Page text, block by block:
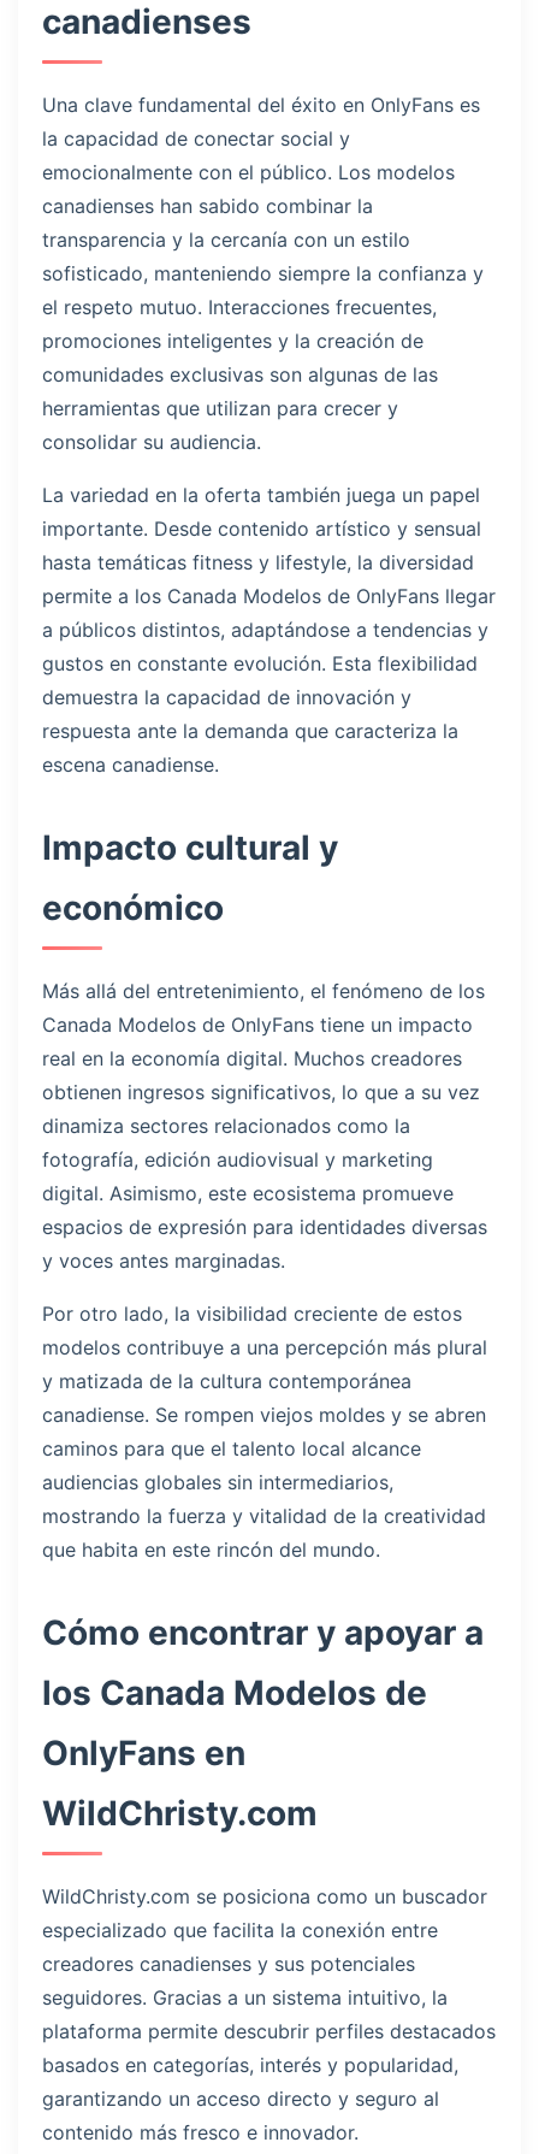
canadienses
Una clave fundamental del éxito en OnlyFans es
la capacidad de conectar social y
emocionalmente con el público. Los modelos
canadienses han sabido combinar la
transparencia y la cercanía con un estilo
sofisticado, manteniendo siempre la confianza y
el respeto mutuo. Interacciones frecuentes,
promociones inteligentes y la creación de
comunidades exclusivas son algunas de las
herramientas que utilizan para crecer y
consolidar su audiencia.
La variedad en la oferta también juega un papel
importante. Desde contenido artístico y sensual
hasta temáticas fitness y lifestyle, la diversidad
permite a los Canada Modelos de OnlyFans llegar
a públicos distintos, adaptándose a tendencias y
gustos en constante evolución. Esta flexibilidad
demuestra la capacidad de innovación y
respuesta ante la demanda que caracteriza la
escena canadiense.
Impacto cultural y
económico
Más allá del entretenimiento, el fenómeno de los
Canada Modelos de OnlyFans tiene un impacto
real en la economía digital. Muchos creadores
obtienen ingresos significativos, lo que a su vez
dinamiza sectores relacionados como la
fotografía, edición audiovisual y marketing
digital. Asimismo, este ecosistema promueve
espacios de expresión para identidades diversas
y voces antes marginadas.
Por otro lado, la visibilidad creciente de estos
modelos contribuye a una percepción más plural
y matizada de la cultura contemporánea
canadiense. Se rompen viejos moldes y se abren
caminos para que el talento local alcance
audiencias globales sin intermediarios,
mostrando la fuerza y vitalidad de la creatividad
que habita en este rincón del mundo.
Cómo encontrar y apoyar a
los Canada Modelos de
OnlyFans en
WildChristy.com
WildChristy.com se posiciona como un buscador
especializado que facilita la conexión entre
creadores canadienses y sus potenciales
seguidores. Gracias a un sistema intuitivo, la
plataforma permite descubrir perfiles destacados
basados en categorías, interés y popularidad,
garantizando un acceso directo y seguro al
contenido más fresco e innovador.